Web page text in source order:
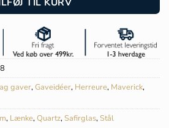
gaver,Gaveidéer, Herreure, Maverick,
, Lænke,Quartz, Safirglas, Stål